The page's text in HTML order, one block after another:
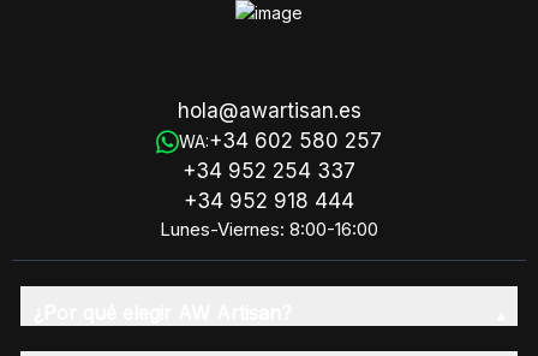
hola@awartisan.es
WA:+34 602 580 257
+34 952 254 337
+34 952 918 444
Lunes-Viernes: 8:00-16:00